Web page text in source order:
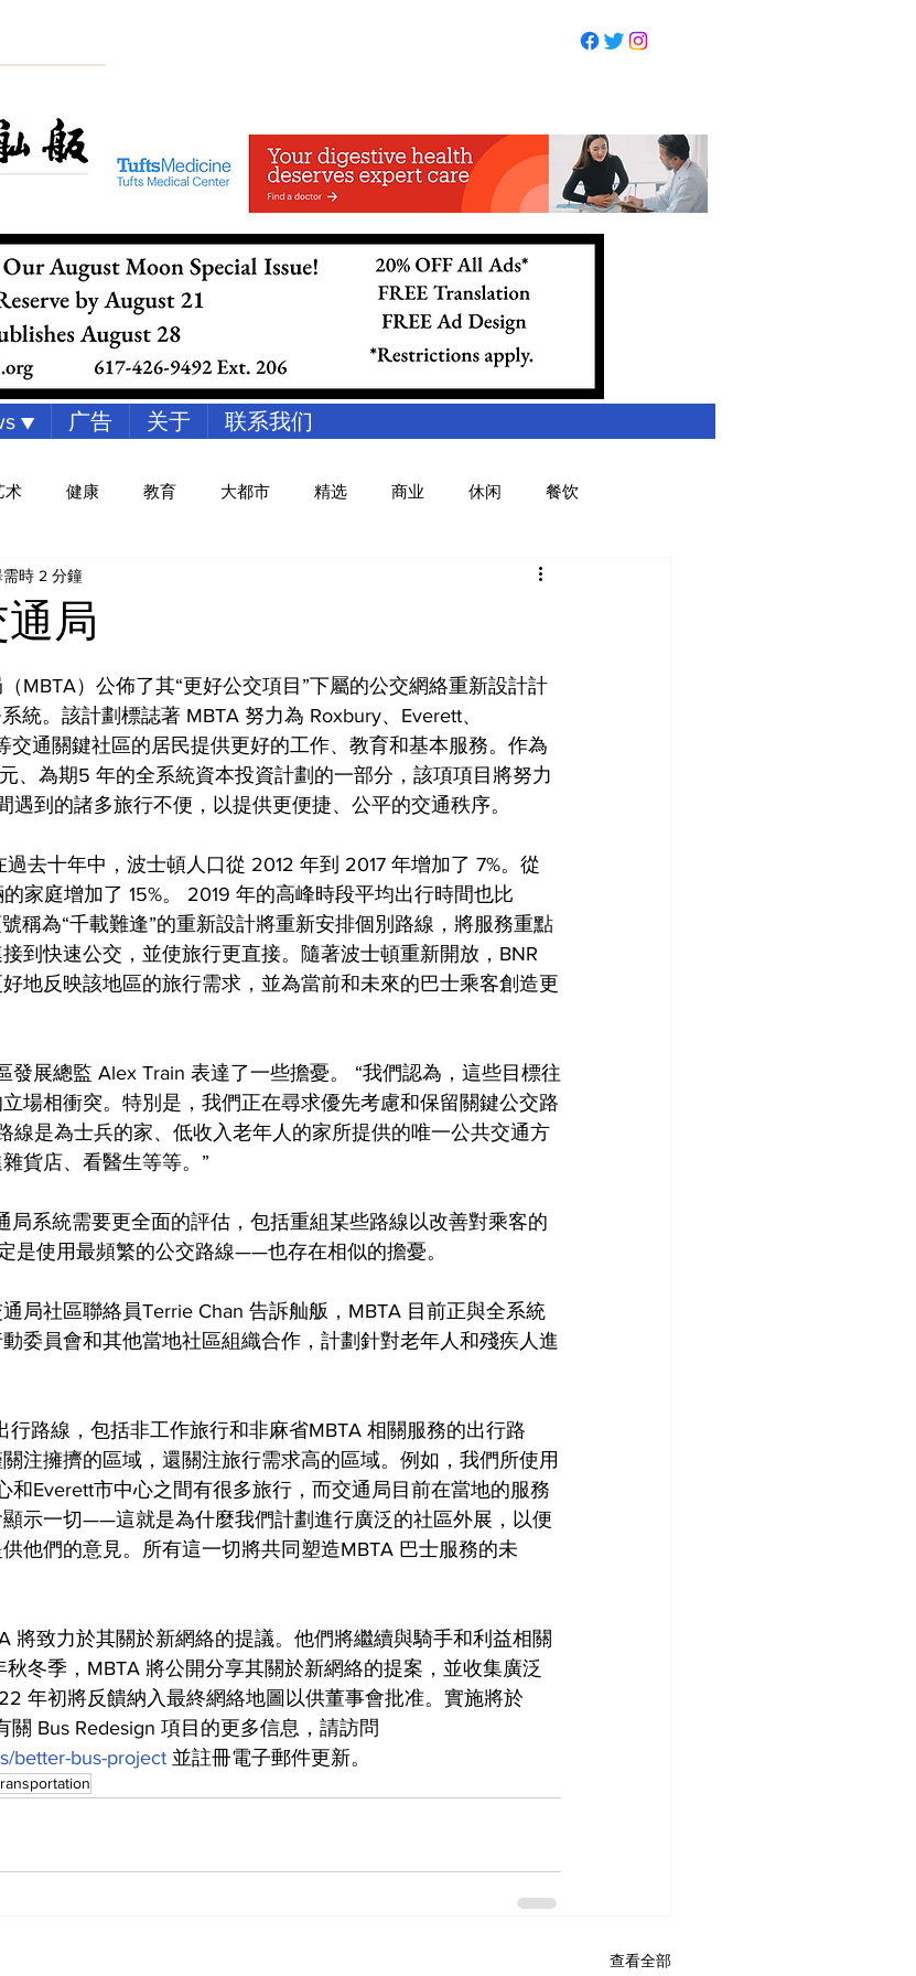
▼ 广告 关于 联系我们
术 健康 教育 大都市 精选 商业 休闲 餐饮
局
需時 2 分鐘
MBTA）公佈了其“更好公交項目”下屬的公交網絡重新設計計
統。該計劃標誌著 MBTA 努力為 Roxbury、Everett、
交通關鍵社區的居民提供更好的工作、教育和基本服務。作為
、為期5 年的全系統資本投資計劃的一部分，該項項目將努力
遇到的諸多旅行不便，以提供更便捷、公平的交通秩序。
去十年中，波士頓人口從 2012 年到 2017 年增加了 7%。從
家庭增加了 15%。 2019 年的高峰時段平均出行時間也比
稱為“千載難逢”的重新設計將重新安排個別路線，將服務重點
到快速公交，並使旅行更直接。隨著波士頓重新開放，BNR
地反映該地區的旅行需求，並為當前和未來的巴士乘客創造更
發展總監 Alex Train 表達了一些擔憂。 “我們認為，這些目標往
場相衝突。特別是，我們正在尋求優先考慮和保留關鍵公交路
線是為士兵的家、低收入老年人的家所提供的唯一公共交通方
貨店、看醫生等等。”
局系統需要更全面的評估，包括重組某些路線以改善對乘客的
是使用最頻繁的公交路線——也存在相似的擔憂。
局社區聯絡員Terrie Chan 告訴舢舨，MBTA 目前正與全系統
委員會和其他當地社區組織合作，計劃針對老​​​​年人和殘疾人進
行路線，包括非工作旅行和非麻省MBTA 相關服務的出行路
注擁擠的區域，還關注旅行需求高的區域。例如，我們所使用
和Everett市中心之間有很多旅行，而交通局目前在當地的服務
示一切——這就是為什麼我們計劃進行廣泛的社區外展，以便
他們的意見。所有這一切將共同塑造MBTA 巴士服務的未
將致力於其關於新網絡的提議。他們將繼續與騎手和利益相關
冬季，MBTA 將公開分享其關於新網絡的提案，並收集廣泛
年初將反饋納入最終網絡地圖以供董事會批准。實施將於
Bus Redesign 項目的更多信息，請訪問
better-bus-project 並註冊電子郵件更新。
查看全部